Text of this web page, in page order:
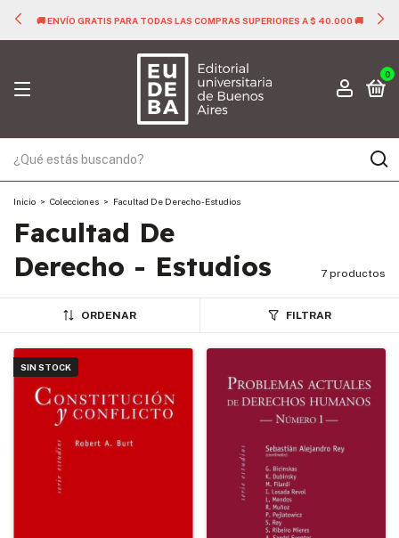
🚚 ENVÍO GRATIS PARA TODAS LAS COMPRAS SUPERIORES A $ 40.000 🚚
0
Inicio > Colecciones > Facultad De Derecho - Estudios
Facultad De
Derecho - Estudios
7 productos
ORDENAR FILTRAR
SIN STOCK